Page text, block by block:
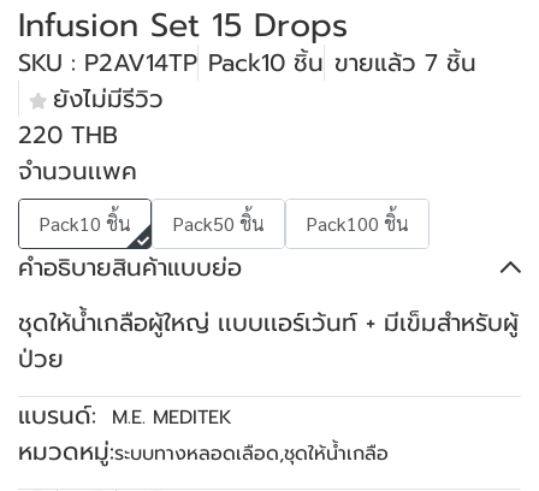
Infusion Set 15 Drops
SKU : P2AV14TP Pack10 ชิ้น ขายแล้ว 7 ชิ้น
ยังไม่มีรีวิว
220 THB
จำนวนเเพค
Pack10 ชิ้น Pack50 ชิ้น Pack100 ชิ้น
คำอธิบายสินค้าแบบย่อ
ชุดให้น้ำเกลือผู้ใหญ่ เเบบเเอร์เว้นท์ + มีเข็มสำหรับผู้
ป่วย
แบรนด์:
M.E. MEDITEK
หมวดหมู่:ระบบทางหลอดเลือด,ชุดให้น้ำเกลือ